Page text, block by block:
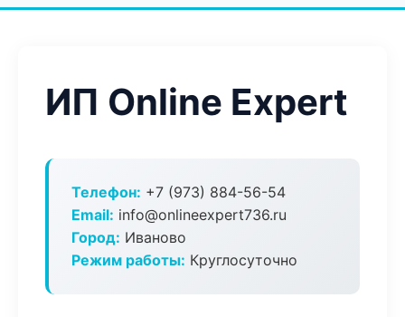
ИП Online Expert
Телефон: +7 (973) 884-56-54
Email: info@onlineexpert736.ru
Город: Иваново
Режим работы: Круглосуточно